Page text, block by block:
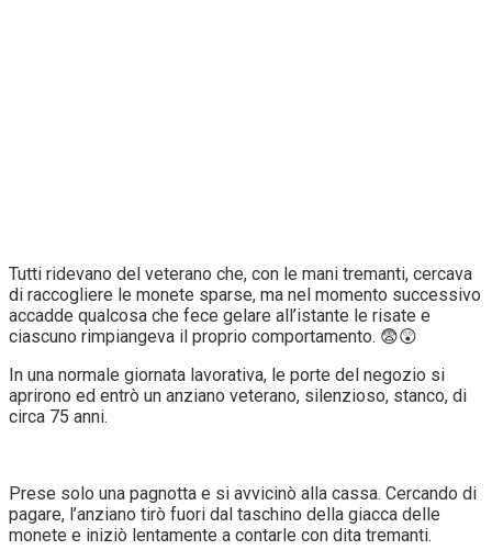
Tutti ridevano del veterano che, con le mani tremanti, cercava
di raccogliere le monete sparse, ma nel momento successivo
accadde qualcosa che fece gelare all’istante le risate e
ciascuno rimpiangeva il proprio comportamento. 😨😲
In una normale giornata lavorativa, le porte del negozio si
aprirono ed entrò un anziano veterano, silenzioso, stanco, di
circa 75 anni.
Prese solo una pagnotta e si avvicinò alla cassa. Cercando di
pagare, l’anziano tirò fuori dal taschino della giacca delle
monete e iniziò lentamente a contarle con dita tremanti.